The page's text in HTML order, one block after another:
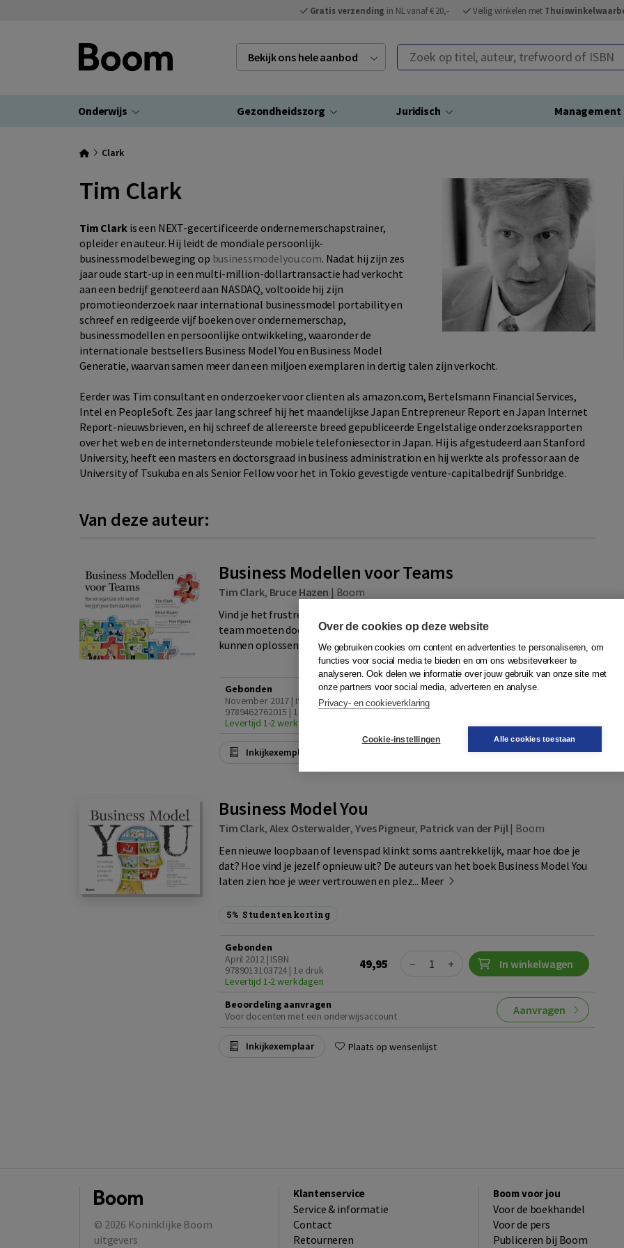
Gratis verzending in NL vanaf € 20,- Veilig winkelen met
Bekijk ons hele aanbod Zoek op titel, auteur, trefwoord of ISBN
Onderwijs Gezondheidszorg Juridisch Management
Clark
Tim Clark
Tim Clarkis een NEXT-gecertificeerde ondernemerschapstrainer,
opleider en auteur. Hij leidt de mondiale persoonlijk-
businessmodelbeweging op businessmodelyou.com. Nadat hij zijn zes
jaar oude start-up in een multi-million-dollartransactie had verkocht
aan een bedrijf genoteerd aan NASDAQ, voltooide hij zijn
promotieonderzoek naar international businessmodel portability en
schreef en redigeerde vijf boeken over ondernemerschap,
businessmodellen en persoonlijke ontwikkeling, waaronder de
internationale bestsellers Business Model You en Business Model
Generatie, waarvan samen meer dan een miljoen exemplaren in dertig talen zijn verkocht.
Eerder was Tim consultant en onderzoeker voor cliënten als amazon.com, Bertelsmann Financial Services,
Intel en PeopleSoft. Zes jaar lang schreef hij het maandelijkse Japan Entrepreneur Report en Japan Internet
Report-nieuwsbrieven, en hij schreef de allereerste breed gepubliceerde Engelstalige onderzoeksrapporten
over het web en de internetondersteunde mobiele telefoniesector in Japan. Hij is afgestudeerd aan Stanford
University, heeft een masters en doctorsgraad in business administration en hij werkte als professor aan de
University of Tsukuba en als Senior Fellow voor het in Tokio gevestigde venture-capitalbedrijf Sunbridge.
Van deze auteur:
Business Modellen voor Teams
Tim Clark, Bruce Hazen | Boom
Vind je het frustrerend dat je … steeds opnieuw moet uitleggen wat mensen in je
team moeten doen? problemen moet oplossen die anderen zelf zouden moeten
kunnen oplossen? toezicht houdt en micr... Meer
Gebonden
November 2017 | ISBN
9789462762015 | 1e druk
Levertijd 1-2 werkdagen
49,95 Quantity
−
Inkijkexemplaar
Business Model You
Tim Clark, Alex Osterwalder,Yves Pigneur, Patrick van der Pijl| Boom
Een nieuwe loopbaan of levenspad klinkt soms aantrekkelijk, maar hoe doe je
dat? Hoe vind je jezelf opnieuw uit? De auteurs van het boek Business Model You
laten zien hoe je weer vertrouwen en plez... Meer
5% Studentenkorting
Gebonden
April 2012 | ISBN
9789013103724 | 1e druk
Levertijd 1-2 werkdagen
49,95 Quantity
− + In winkelwagen
Beoordeling aanvragen
Voor docenten met een onderwijsaccount
Aanvragen
Inkijkexemplaar Plaats op wensenlijst
© 2026 Koninklijke Boom
uitgevers
Klantenservice
Service & informatie
Contact
Retourneren
Boom voor jou
Voor de boekhandel
Voor de pers
Publiceren bij Boom
Over de cookies op deze website
We gebruiken cookies om content en advertenties te personaliseren, om
functies voor social media te bieden en om ons websiteverkeer te
analyseren. Ook delen we informatie over jouw gebruik van onze site met
onze partners voor social media, adverteren en analyse.
Privacy- en cookieverklaring
Cookie-instellingen Alle cookies toestaan